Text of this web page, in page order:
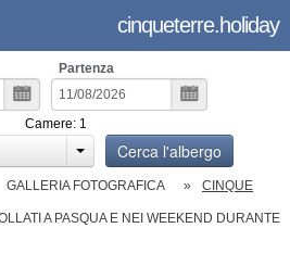
cinqueterre.holiday
Partenza
Camere: 1
Cerca l'albergo
GALLERIA FOTOGRAFICA CINQUE
A PASQUA E NEI WEEKEND DURANTE